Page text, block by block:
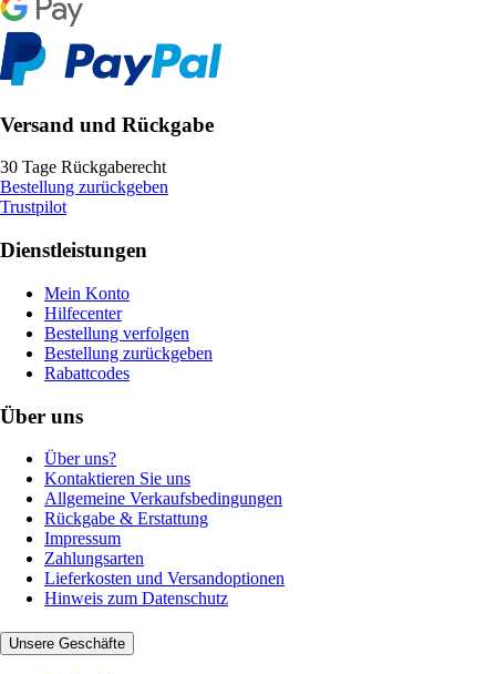
Versand und Rückgabe
30 Tage Rückgaberecht
Bestellung zurückgeben
Trustpilot
Dienstleistungen
Mein Konto
Hilfecenter
Bestellung verfolgen
Bestellung zurückgeben
Rabattcodes
Über uns
Über uns?
Kontaktieren Sie uns
Allgemeine Verkaufsbedingungen
Rückgabe & Erstattung
Impressum
Zahlungsarten
Lieferkosten und Versandoptionen
Hinweis zum Datenschutz
Unsere Geschäfte